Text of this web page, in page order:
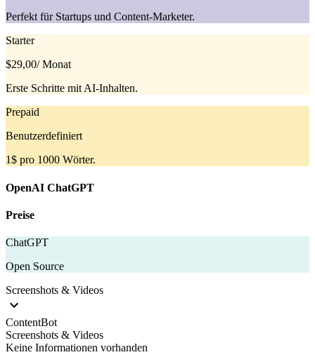
Perfekt für Startups und Content-Marketer.
Starter
$29,00/ Monat
Erste Schritte mit AI-Inhalten.
Prepaid
Benutzerdefiniert
1$ pro 1000 Wörter.
OpenAI ChatGPT
Preise
ChatGPT
Open Source
Screenshots & Videos
ContentBot
Screenshots & Videos
Keine Informationen vorhanden